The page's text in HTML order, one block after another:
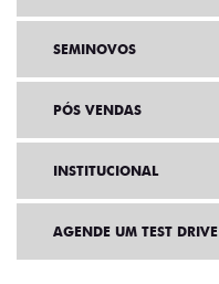
SEMINOVOS
PÓS VENDAS
INSTITUCIONAL
AGENDE UM TEST DRIVE